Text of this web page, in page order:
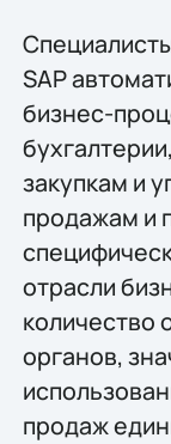
SAP
бизнес-
закупкам и
продажам и
отрасли
количество
органов,
продаж